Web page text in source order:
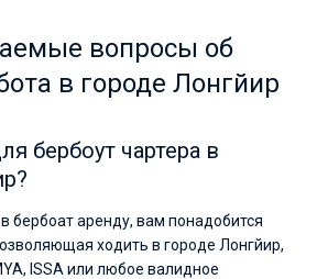
вопросы об
в городе Лонгйир
бербоут чартера в
бербоат аренду, вам понадобится
ходить в городе Лонгйир,
ISSA или любое валидное